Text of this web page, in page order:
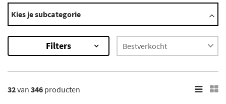
Modellen
19
21
5
9
×
Kies je subcategorie
Filters
32van 346 producten